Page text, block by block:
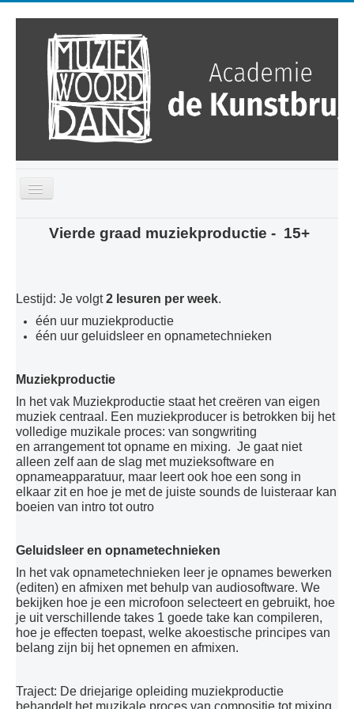
Toggle
Home
Opleidingen
Ontdek
Uurroosters 25-26
Uurroosters 26-27
Contact
Projecten
Aanmelden
U bent hier: Home
Opleidingen
Muziek
Structuur muziek
Muziekproductie
Vierde graad muziekproductie - 15+
Lestijd: Je volgt2 lesuren per week.
één uur muziekproductie
één uur geluidsleer en opnametechnieken
Muziekproductie
In het vak Muziekproductie staat het creëren van eigen
muziek centraal. Een muziekproducer is betrokken bij het
volledige muzikale proces: van songwriting
en arrangement tot opname en mixing. Je gaat niet
alleen zelf aan de slag met muzieksoftware en
opnameapparatuur, maar leert ook hoe een song in
elkaar zit en hoe je met de juiste sounds de luisteraar kan
boeien van intro tot outro
Geluidsleer en opnametechnieken
In het vak opnametechnieken leer je opnames bewerken
(editen) en afmixen met behulp van audiosoftware. We
bekijken hoe je een microfoon selecteert en gebruikt, hoe
je uit verschillende takes 1 goede take kan compileren,
hoe je effecten toepast, welke akoestische principes van
belang zijn bij het opnemen en afmixen.
Traject: De driejarige opleiding muziekproductie
behandelt het muzikale proces van compositie tot mixing,